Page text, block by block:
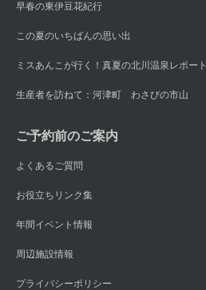
早春の東伊豆花紀行
この夏のいちばんの思い出
ミスあんこが行く！真夏の北川温泉レポート
生産者を訪ねて：河津町 わさびの市山
ご予約前のご案内
よくあるご質問
お役立ちリンク集
年間イベント情報
周辺施設情報
プライバシーポリシー